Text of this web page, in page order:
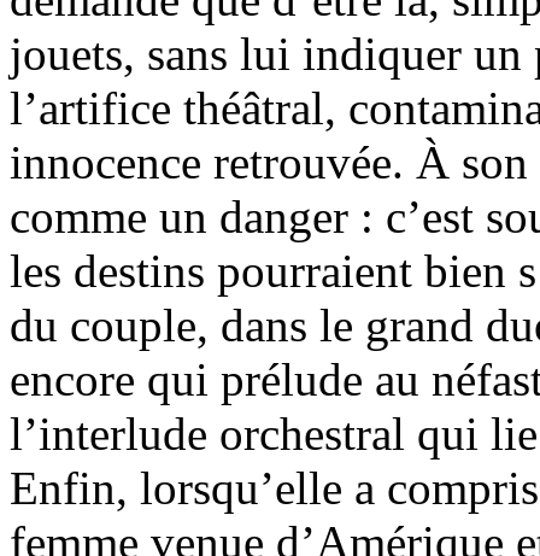
jouets, sans lui indiquer un
l’artifice théâtral,
innocence retrouvée. À
comme un danger : c’est
les destins pourraient bien
du couple, dans le grand
encore qui prélude au
l’interlude orchestral qui
Enfin, lorsqu’elle a
femme venue d’Amérique